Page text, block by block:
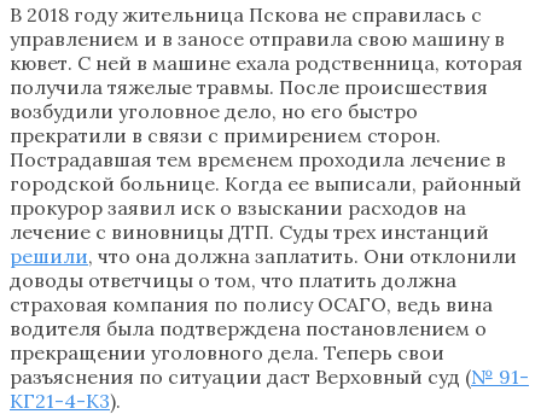
В 2018 году жительница Пскова не справилась с
управлением и в заносе отправила свою машину в
кювет. С ней в машине ехала родственница, которая
получила тяжелые травмы. После происшествия
возбудили уголовное дело, но его быстро
прекратили в связи с примирением сторон.
Пострадавшая тем временем проходила лечение в
городской больнице. Когда ее выписали, районный
прокурор заявил иск о взыскании расходов на
лечение с виновницы ДТП. Суды трех инстанций
решили, что она должна заплатить. Они отклонили
доводы ответчицы о том, что платить должна
страховая компания по полису ОСАГО, ведь вина
водителя была подтверждена постановлением о
прекращении уголовного дела. Теперь свои
разъяснения по ситуации даст Верховный суд (№ 91-
КГ21-4-К3).